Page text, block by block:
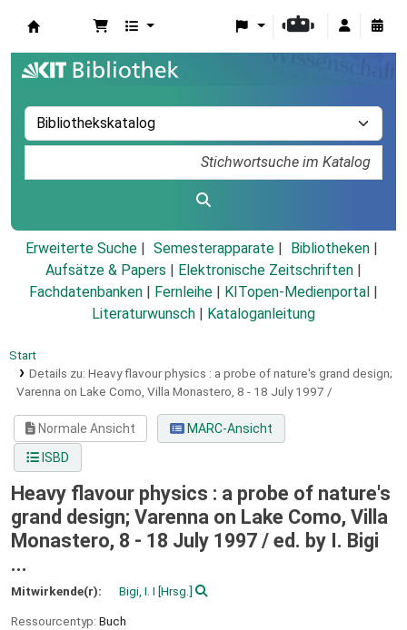
Erweiterte Suche Semesterapparate
Bibliotheken
Aufsätze & Papers
Elektronische Zeitschriften
Fachdatenbanken
Fernleihe KITopen-Medienportal
Literaturwunsch
Kataloganleitung
Start
Details zu: Heavy flavour physics : a probe of nature's grand design;
Varenna on Lake Como, Villa Monastero, 8 - 18 July 1997 /
Normale Ansicht
MARC-Ansicht
ISBD
Heavy flavour physics : a probe of nature's
grand design; Varenna on Lake Como, Villa
Monastero, 8 - 18 July 1997 / ed. by I. Bigi
...
Mitwirkende(r): Bigi, I. I [Hrsg.]
Ressourcentyp: Buch